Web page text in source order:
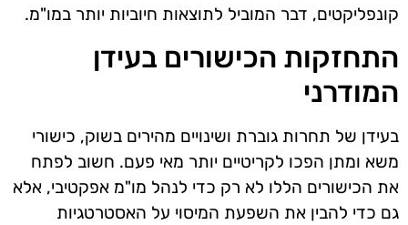
קונפליקטים, דבר המוביל לתוצאות חיוביות יותר במו"מ.
התחזקות הכישורים בעידן
המודרני
בעידן של תחרות גוברת ושינויים מהירים בשוק, כישורי
משא ומתן הפכו לקריטיים יותר מאי פעם. חשוב לפתח
את הכישורים הללו לא רק כדי לנהל מו"מ אפקטיבי, אלא
גם כדי להבין את השפעת המיסוי על האסטרטגיות